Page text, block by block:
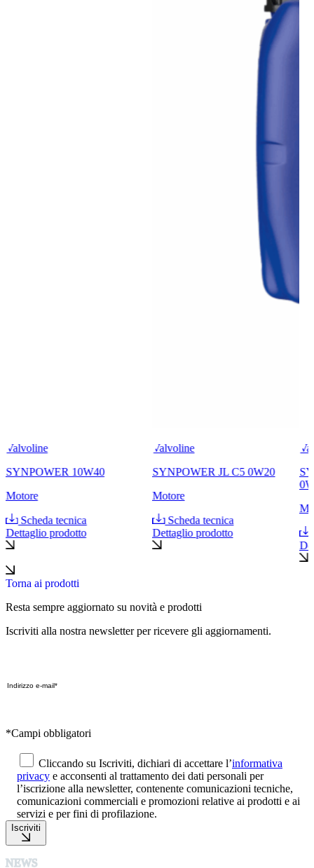
Valvoline
SYNPOWER 10W40
Motore
Scheda tecnica
Dettaglio prodotto
Valvoline
SYNPOWER JL C5 0W20
Motore
Scheda tecnica
Dettaglio prodotto
Torna ai prodotti
Resta sempre aggiornato su novità e prodotti
Iscriviti alla nostra newsletter per ricevere gli aggiornamenti.
*Campi obbligatori
Cliccando su Iscriviti, dichiari di accettare l’informativa
privacy e acconsenti al trattamento dei dati personali per
l’iscrizione alla newsletter, contenente comunicazioni tecniche,
comunicazioni commerciali e promozioni relative ai prodotti e ai
servizi e per fini di profilazione.
Iscriviti
NEWS